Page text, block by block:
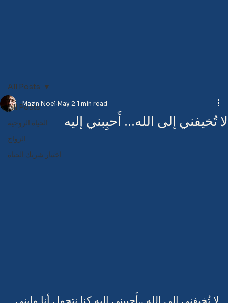
All Posts
الحياة الروحية
الزواج
All Posts
لا تُخيفني إلى الله… أَحبِبني إليه
1 min read